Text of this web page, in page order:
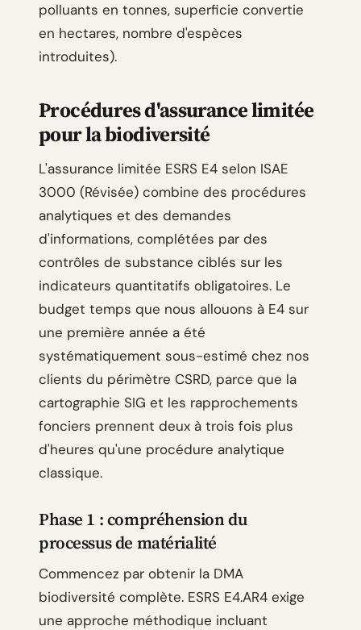
polluants en tonnes, superficie convertie
en hectares, nombre d'espèces
introduites).
Procédures d'assurance limitée
pour la biodiversité
L'assurance limitée ESRS E4 selon ISAE
3000 (Révisée) combine des procédures
analytiques et des demandes
d'informations, complétées par des
contrôles de substance ciblés sur les
indicateurs quantitatifs obligatoires. Le
budget temps que nous allouons à E4 sur
une première année a été
systématiquement sous-estimé chez nos
clients du périmètre CSRD, parce que la
cartographie SIG et les rapprochements
fonciers prennent deux à trois fois plus
d'heures qu'une procédure analytique
classique.
Phase 1 : compréhension du
processus de matérialité
Commencez par obtenir la DMA
biodiversité complète. ESRS E4.AR4 exige
une approche méthodique incluant